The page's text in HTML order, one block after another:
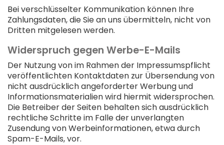
Bei verschlüsselter Kommunikation können Ihre
Zahlungsdaten, die Sie an uns übermitteln, nicht von
Dritten mitgelesen werden.
Widerspruch gegen Werbe-E-Mails
Der Nutzung von im Rahmen der Impressumspflicht
veröffentlichten Kontaktdaten zur Übersendung von
nicht ausdrücklich angeforderter Werbung und
Informationsmaterialien wird hiermit widersprochen.
Die Betreiber der Seiten behalten sich ausdrücklich
rechtliche Schritte im Falle der unverlangten
Zusendung von Werbeinformationen, etwa durch
Spam-E-Mails, vor.